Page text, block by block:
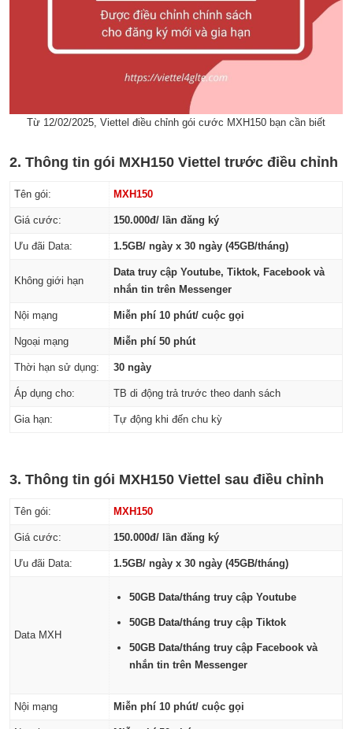
Từ 12/02/2025, Viettel điều chỉnh gói cước MXH150 bạn cần biết
2. Thông tin gói MXH150 Viettel trước điều chỉnh
Tên gói: MXH150
Giá cước: 150.000đ/ lần đăng ký
Ưu đãi Data: 1.5GB/ ngày x 30 ngày (45GB/tháng)
Không giới hạn
Data truy cập Youtube, Tiktok, Facebook và
nhắn tin trên Messenger
Nội mạng Miễn phí 10 phút/ cuộc gọi
Ngoại mạng Miễn phí 50 phút
Thời hạn sử dụng: 30 ngày
Áp dụng cho: TB di động trả trước theo danh sách
Gia hạn: Tự động khi đến chu kỳ
3. Thông tin gói MXH150 Viettel sau điều chỉnh
Tên gói: MXH150
Giá cước: 150.000đ/ lần đăng ký
Ưu đãi Data: 1.5GB/ ngày x 30 ngày (45GB/tháng)
Data MXH
50GB Data/tháng truy cập Youtube
50GB Data/tháng truy cập Tiktok
50GB Data/tháng truy cập Facebook và
nhắn tin trên Messenger
Nội mạng Miễn phí 10 phút/ cuộc gọi